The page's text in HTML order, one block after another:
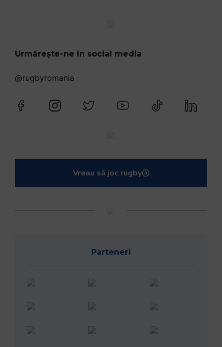
Urmărește-ne în social media
@rugbyromania
Vreau să joc rugby
Parteneri